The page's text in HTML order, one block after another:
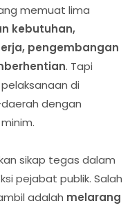
memuat lima
kebutuhan,
pengembangan
. Tapi
di
dengan
sikap tegas dalam
pejabat publik. Salah
adalah melarang